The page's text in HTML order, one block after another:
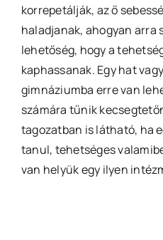
korrepetálják, az ő
haladjanak, ahogyan arra
lehetőség, hogy a
kaphassanak. Egy hat
gimnáziumba erre van
számára tűnik
tagozatban is látható, ha
tanul, tehetséges
van helyük egy ilyen